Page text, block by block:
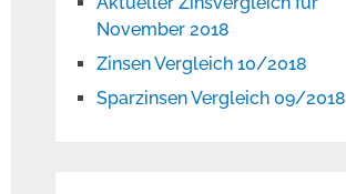
November 2018
Zinsen Vergleich 10/2018
Sparzinsen Vergleich 09/2018